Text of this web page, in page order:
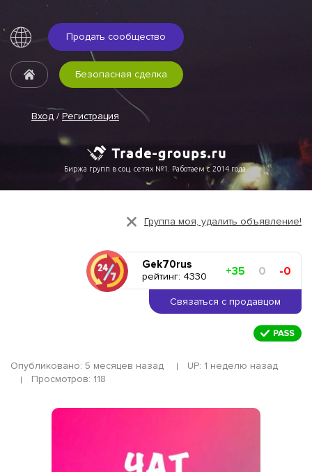
Продать сообщество
Вход / Регистрация
Безопасная сделка
Биржа групп в соц. сетях №1. Работаем с 2014 года.
Группа моя, удалить объявление!
Gek70rus
рейтинг: 4330 +35 0 -0
Связаться с продавцом
Опубликовано: 5 месяцев назад
UP: 1 неделю назад
Просмотров: 118